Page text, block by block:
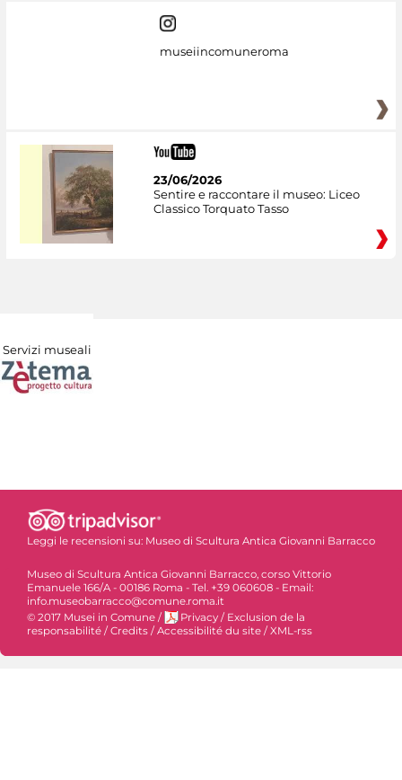
museiincomuneroma
23/06/2026
Sentire e raccontare il museo: Liceo
Classico Torquato Tasso
Servizi museali
Leggi le recensioni su: Museo di Scultura Antica Giovanni Barracco
Museo di Scultura Antica Giovanni Barracco, corso Vittorio
Emanuele 166/A - 00186 Roma - Tel. +39 060608 - Email:
info.museobarracco@comune.roma.it
© 2017 Musei in Comune / Privacy / Exclusion de la
responsabilité / Credits / Accessibilité du site / XML-rss